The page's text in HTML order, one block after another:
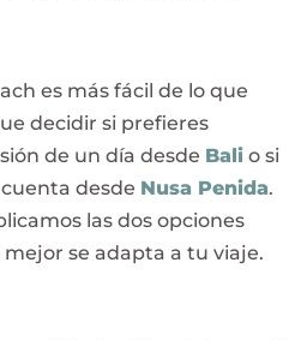
es más fácil de lo que
decidir si prefieres
de un día desde Bali o si
desde Nusa Penida.
las dos opciones
se adapta a tu viaje.